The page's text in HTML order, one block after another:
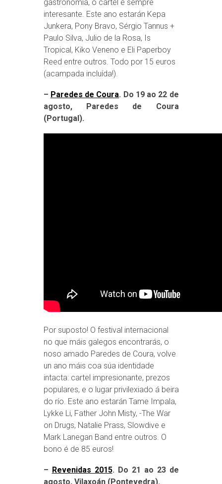
gastronomía, o cartel é sempre
interesante. Este ano estarán Kepa
Junkera, Pony Bravo, Sérgio Tannus +
Paulo Silva, Julio de la Rosa, Is
Tropical, Kiko Veneno e Eli Paperboy
Reed entre outros. Todo por 15 euros
(acampada incluída!).
– Paredes de Coura. Do 19 ao 22 de
agosto, Paredes de Coura
(Portugal).
Por suposto! O festival internacional
no que máis galegos encontrarás, o
noso amado Paredes de Coura, volve
un ano máis coa súa identidade
intacta: cartel impresionante, prezos
populares, e o lugar privilexiado á beira
do río. Este ano estarán Tame Impala,
Lykke Li, Father John Misty, -The War
on Drugs, Natalie Prass, Slowdive e
Mark Lanegan Band entre outros. O
bono é de 85 euros!
– Revenidas 2015. Do 21 ao 23 de
agosto, Vilaxoán (Pontevedra).